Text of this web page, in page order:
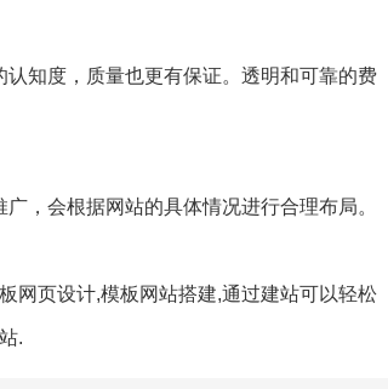
知度，质量也更有保证。透明和可靠的费
，会根据网站的具体情况进行合理布局。
网页设计,模板网站搭建,通过建站可以轻松
.